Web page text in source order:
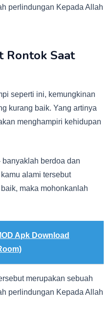
perlindungan Kepada Allah
Rontok Saat
seperti ini, kemungkinan
kurang baik. Yang artinya
menghampiri kehidupan
banyaklah berdoa dan
alami tersebut
maka mohonkanlah
Apk Download
merupakan sebuah
perlindungan Kepada Allah